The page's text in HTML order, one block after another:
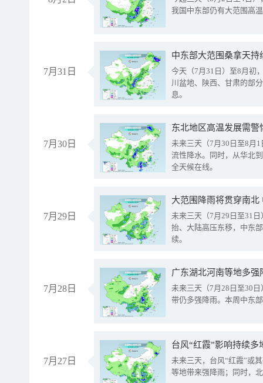
我国中东部仍有大范围高
7月31日
中东部大范围桑拿天
今天（7月31日）至8月初
川盆地、陕西、甘肃的部
息。
7月30日
东北地区高温发展需
未来三天（7月30日至8月
流性降水。同时，从华北
全天候在线。
7月29日
大范围降雨将贯穿南
未来三天（7月29日至31
抬、大陆高压东移，中东
续。
7月28日
广东湖北河南等地多
未来三天（7月28日至30
带仍多强降雨。本周中东
7月27日
台风“红霞”影响持续
未来三天，台风“红霞”或
等地带来强降雨；同时，